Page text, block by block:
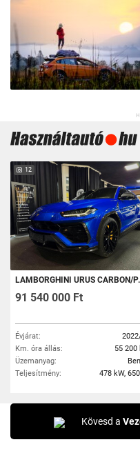
12
LAMBORGHINI URUS CARBON/PANORAMA/360 KAMERA/TV/B&OHIFI/KEYLSS/ÁFA-S
91 540 000 Ft
Évjárat:
Km. óra állás:
55 200
Üzemanyag:
Teljesítmény:
478 kW,
Kövesd a